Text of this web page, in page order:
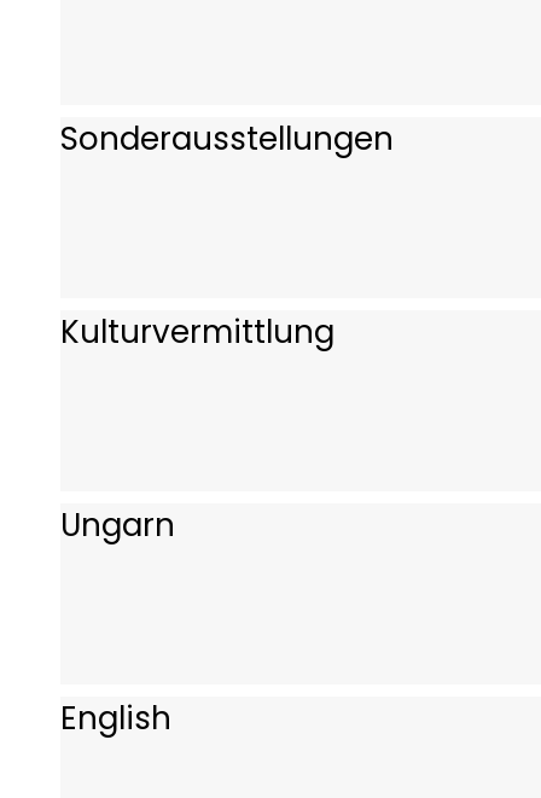
Sonderausstellungen
Kulturvermittlung
Ungarn
English